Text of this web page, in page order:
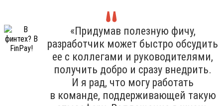
«Придумав полезную фичу,
разработчик может быстро обсудить
ее с коллегами и руководителями,
получить добро и сразу внедрить.
И я рад, что могу работать
в команде, поддерживающей такую